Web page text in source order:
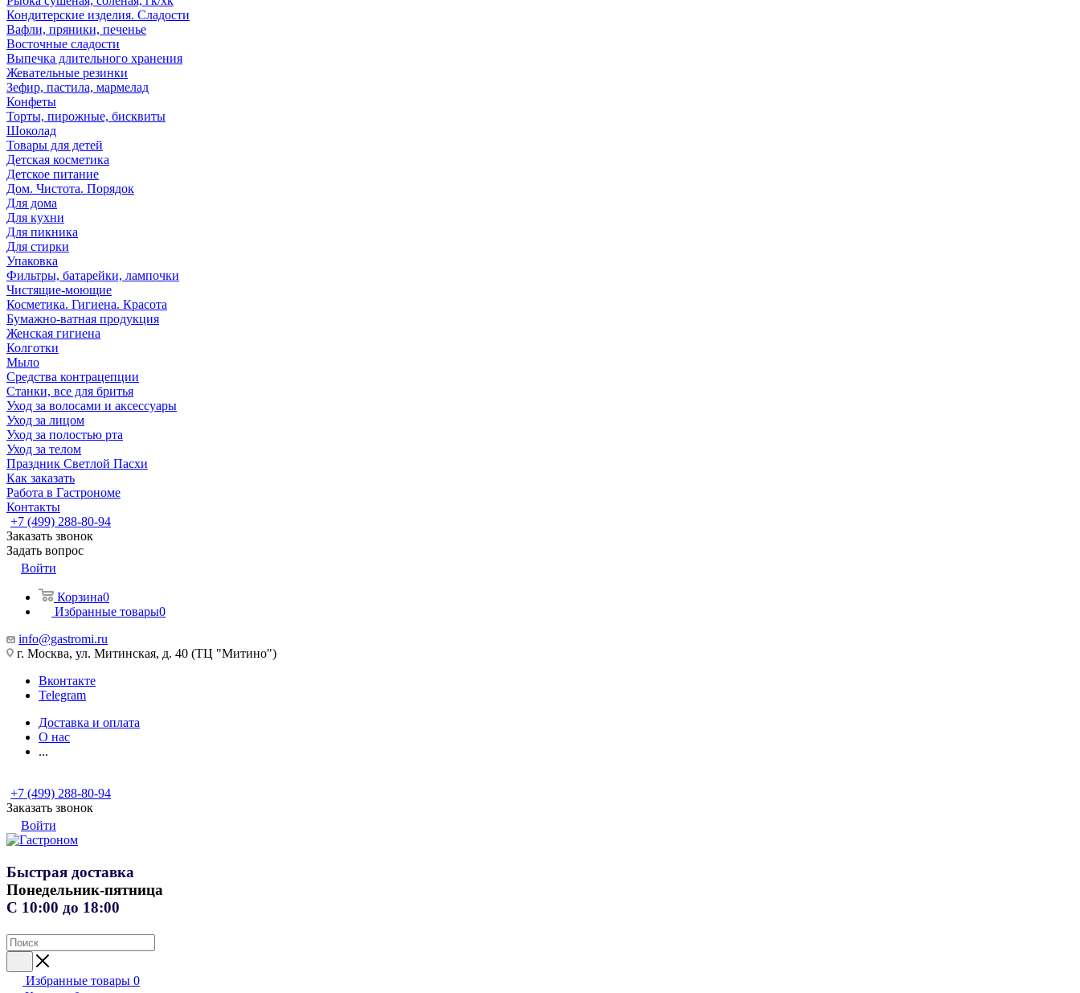
Кондитерские изделия. Сладости
Вафли, пряники, печенье
Восточные сладости
Выпечка длительного хранения
Жевательные резинки
Зефир, пастила, мармелад
Конфеты
Торты, пирожные, бисквиты
Шоколад
Товары для детей
Детская косметика
Детское питание
Дом. Чистота. Порядок
Для дома
Для кухни
Для пикника
Для стирки
Упаковка
Фильтры, батарейки, лампочки
Чистящие-моющие
Косметика. Гигиена. Красота
Бумажно-ватная продукция
Женская гигиена
Колготки
Мыло
Средства контрацепции
Станки, все для бритья
Уход за волосами и аксессуары
Уход за лицом
Уход за полостью рта
Уход за телом
Праздник Светлой Пасхи
Как заказать
Работа в Гастрономе
Контакты
+7 (499) 288-80-94
Заказать звонок
Задать вопрос
Войти
Корзина0
Избранные товары0
info@gastromi.ru
г. Москва, ул. Митинская, д. 40 (ТЦ "Митино")
Вконтакте
Telegram
Доставка и оплата
О нас
...
+7 (499) 288-80-94
Заказать звонок
Войти
Быстрая доставка
Понедельник-пятница
С 10:00 до 18:00
Избранные товары 0